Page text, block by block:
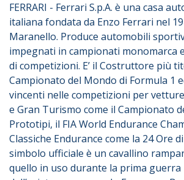
FERRARI - Ferrari S.p.A. è una casa
italiana fondata da Enzo Ferrari nel
Maranello. Produce automobili
impegnati in campionati monomarca
di competizioni. E’ il Costruttore più
Campionato del Mondo di Formula 1
vincenti nelle competizioni per
e Gran Turismo come il Campionato
Prototipi, il FIA World Endurance
Classiche Endurance come la 24 Ore
simbolo ufficiale è un cavallino
quello in uso durante la prima guerra